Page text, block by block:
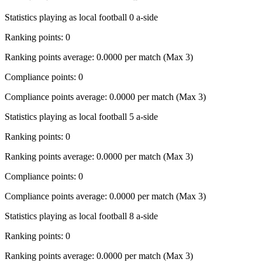
Statistics playing as local football 0 a-side
Ranking points: 0
Ranking points average: 0.0000 per match (Max 3)
Compliance points: 0
Compliance points average: 0.0000 per match (Max 3)
Statistics playing as local football 5 a-side
Ranking points: 0
Ranking points average: 0.0000 per match (Max 3)
Compliance points: 0
Compliance points average: 0.0000 per match (Max 3)
Statistics playing as local football 8 a-side
Ranking points: 0
Ranking points average: 0.0000 per match (Max 3)